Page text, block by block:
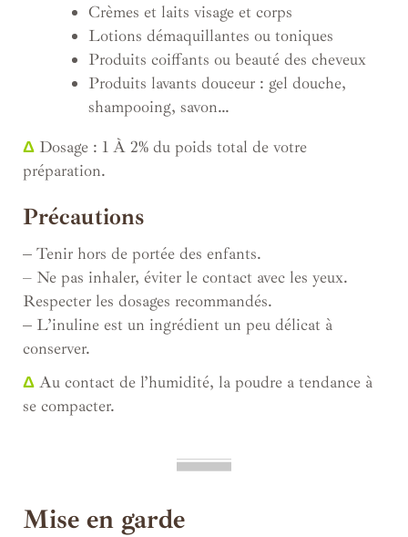
Crèmes et laits visage et corps
Lotions démaquillantes ou toniques
Produits coiffants ou beauté des cheveux
Produits lavants douceur : gel douche,
shampooing, savon…
Δ Dosage : 1 À 2% du poids total de votre
préparation.
Précautions
– Tenir hors de portée des enfants.
– Ne pas inhaler, éviter le contact avec les yeux.
Respecter les dosages recommandés.
– L’inuline est un ingrédient un peu délicat à
conserver.
Δ Au contact de l’humidité, la poudre a tendance à
se compacter.
Mise en garde